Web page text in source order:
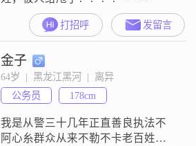
打招呼 发留言
金子
64岁  |  黑龙江黑河  |  离异
公务员
178cm
我是从警三十几年正直善良执法不
阿心糸群众从来不勒不卡老百姓的